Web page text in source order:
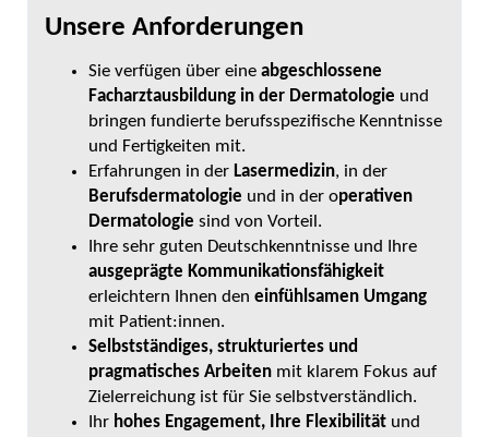
Unsere Anforderungen
Sie verfügen über eine abgeschlossene
Facharztausbildung in der Dermatologie und
bringen fundierte berufsspezifische Kenntnisse
und Fertigkeiten mit.
Erfahrungen in der Lasermedizin, in der
Berufsdermatologie und in der operativen
Dermatologie sind von Vorteil.
Ihre sehr guten Deutschkenntnisse und Ihre
ausgeprägte Kommunikationsfähigkeit
erleichtern Ihnen den einfühlsamen Umgang
mit Patient:innen.
Selbstständiges, strukturiertes und
pragmatisches Arbeiten mit klarem Fokus auf
Zielerreichung ist für Sie selbstverständlich.
Ihr hohes Engagement, Ihre Flexibilität und